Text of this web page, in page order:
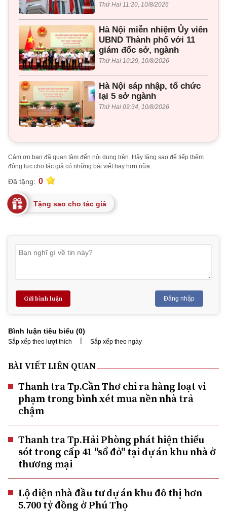
Thứ Hai 11:20, 10/8/2026
Hà Nội miễn nhiệm Ủy viên
UBND Thành phố với 11
giám đốc sở, ngành
Thứ Hai 10:29, 10/8/2026
Hà Nội sáp nhập, tổ chức
lại 5 sở ngành
Thứ Hai 09:34, 10/8/2026
Cảm ơn bạn đã quan tâm đến nội dung trên. Hãy tặng sao để tiếp thêm
động lực cho tác giả có những bài viết hay hơn nữa.
Đã tặng: 0
Tặng sao cho tác giả
Gửi bình luận Đăng nhập
Bình luận tiêu biểu (0)
Sắp xếp theo lượt thích | Sắp xếp theo ngày
BÀI VIẾT LIÊN QUAN
Thanh tra Tp.Cần Thơ chỉ ra hàng loạt vi
phạm trong bình xét mua nền nhà trả
chậm
Thanh tra Tp.Hải Phòng phát hiện thiếu
sót trong cấp 41 "sổ đỏ" tại dự án khu nhà ở
thương mại
Lộ diện nhà đầu tư dự án khu đô thị hơn
5.700 tỷ đồng ở Phú Thọ